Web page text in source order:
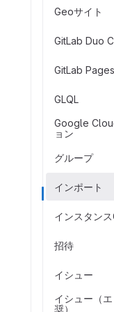
Geoサイト
GitLab Duo
GitLab Pages
GLQL
Google
ョン
グループ
インポート
インスタン
招待
イシュー
イシュー（
奨）